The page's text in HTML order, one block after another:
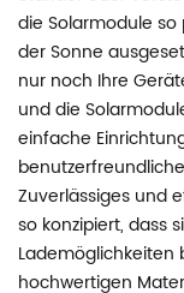
die Solarmodule
der Sonne
nur noch Ihre
und die
einfache
Zuverlässiges und
so konzipiert, dass
Lademöglichkeiten
hochwertigen